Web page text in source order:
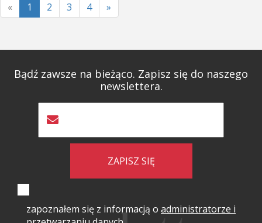
« 1 2 3 4 »
Bądź zawsze na bieżąco. Zapisz się do naszego
newslettera.
ZAPISZ SIĘ
zapoznałem się z informacją o administratorze i